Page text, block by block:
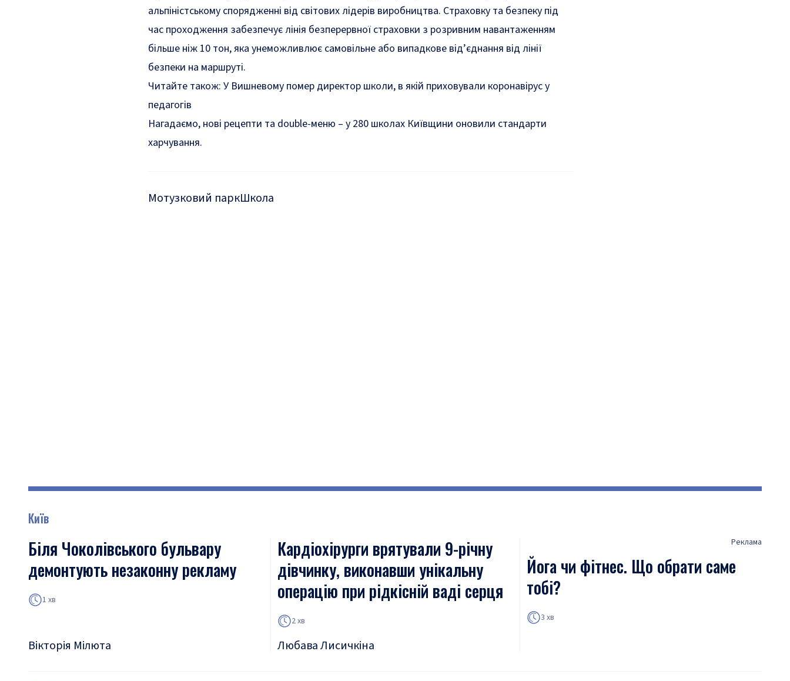
альпіністському спорядженні від світових лідерів виробництва. Страховку та безпеку під
час проходження забезпечує лінія безперервної страховки з розривним навантаженням
більше ніж 10 тон, яка унеможливлює самовільне або випадкове від’єднання від лінії
безпеки на маршруті.
Читайте також: У Вишневому помер директор школи, в якій приховували коронавірус у
педагогів
Нагадаємо, нові рецепти та double-меню – у 280 школах Київщини оновили стандарти
харчування.
Мотузковий паркШкола
Київ
Біля Чоколівського бульвару
демонтують незаконну рекламу
1 хв
Вікторія Мілюта
Кардіохірурги врятували 9-річну
дівчинку, виконавши унікальну
операцію при рідкісній ваді серця
2 хв
Любава Лисичкіна
Реклама
Йога чи фітнес. Що обрати саме
тобі?
3 хв